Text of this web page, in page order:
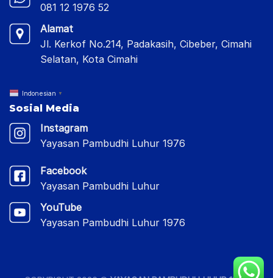
081 12 1976 52
Alamat
Jl. Kerkof No.214, Padakasih, Cibeber, Cimahi
Selatan, Kota Cimahi
Indonesian ▼
Sosial Media
Instagram
Yayasan Pambudhi Luhur 1976
Facebook
Yayasan Pambudhi Luhur
YouTube
Yayasan Pambudhi Luhur 1976